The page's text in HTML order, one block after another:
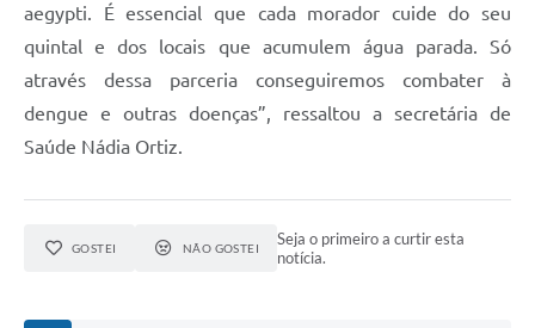
aegypti. É essencial que cada morador cuide do seu
quintal e dos locais que acumulem água parada. Só
através dessa parceria conseguiremos combater à
dengue e outras doenças”, ressaltou a secretária de
Saúde Nádia Ortiz.
GOSTEI NÃO GOSTEI
Seja o primeiro a curtir esta
notícia.